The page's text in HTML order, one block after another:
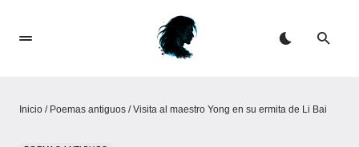
Inicio / Poemas antiguos /Visita al maestro Yong en su ermita de Li Bai